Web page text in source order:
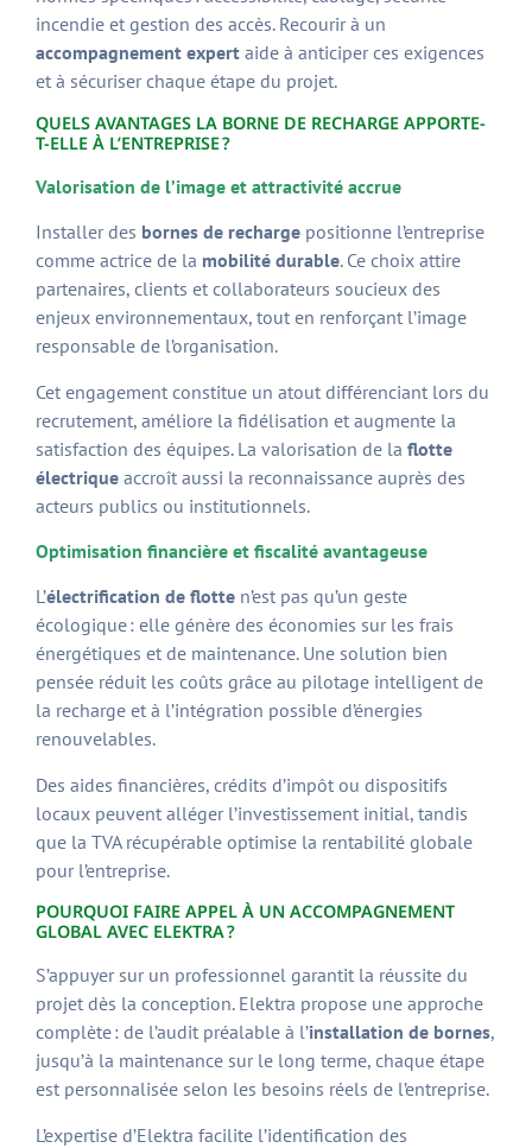
incendie et gestion des accès. Recourir à un
accompagnement expert aide à anticiper ces exigences
et à sécuriser chaque étape du projet.
QUELS AVANTAGES LA BORNE DE RECHARGE APPORTE-
T-ELLE À L’ENTREPRISE ?
Valorisation de l’image et attractivité accrue
Installer des bornes de recharge positionne l’entreprise
comme actrice de la mobilité durable. Ce choix attire
partenaires, clients et collaborateurs soucieux des
enjeux environnementaux, tout en renforçant l’image
responsable de l’organisation.
Cet engagement constitue un atout différenciant lors du
recrutement, améliore la fidélisation et augmente la
satisfaction des équipes. La valorisation de la flotte
électrique accroît aussi la reconnaissance auprès des
acteurs publics ou institutionnels.
Optimisation financière et fiscalité avantageuse
L’électrification de flotte n’est pas qu’un geste
écologique : elle génère des économies sur les frais
énergétiques et de maintenance. Une solution bien
pensée réduit les coûts grâce au pilotage intelligent de
la recharge et à l’intégration possible d’énergies
renouvelables.
Des aides financières, crédits d’impôt ou dispositifs
locaux peuvent alléger l’investissement initial, tandis
que la TVA récupérable optimise la rentabilité globale
pour l’entreprise.
POURQUOI FAIRE APPEL À UN ACCOMPAGNEMENT
GLOBAL AVEC ELEKTRA ?
S’appuyer sur un professionnel garantit la réussite du
projet dès la conception. Elektra propose une approche
complète : de l’audit préalable à l’installation de bornes,
jusqu’à la maintenance sur le long terme, chaque étape
est personnalisée selon les besoins réels de l’entreprise.
L’expertise d’Elektra facilite l’identification des